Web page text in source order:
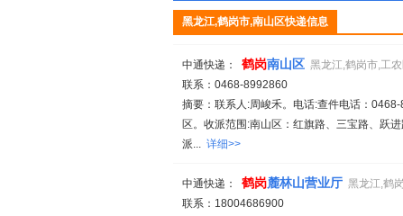
黑龙江,鹤岗市,南山区快递信息
中通快递： 鹤岗南山区 黑龙江,鹤岗市,工农
联系：0468-8992860
摘要：联系人:周峻禾。电话:查件电话：
区。收派范围:南山区：红旗路、三宝路、跃
派... 详细>>
中通快递： 鹤岗麓林山营业厅 黑龙江,鹤
联系：18004686900